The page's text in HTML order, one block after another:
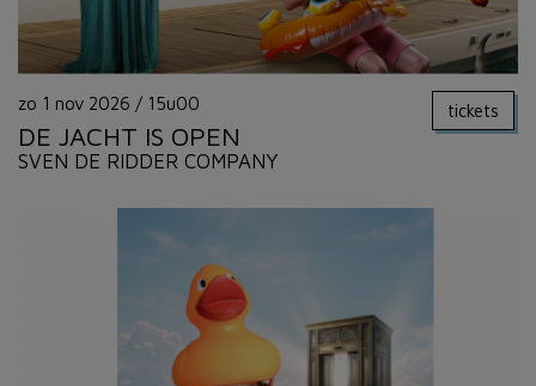
zo 1 nov 2026 / 15u00 tickets
DE JACHT IS OPEN
SVEN DE RIDDER COMPANY